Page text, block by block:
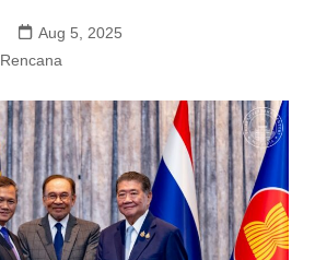
Aug 5, 2025
Rencana